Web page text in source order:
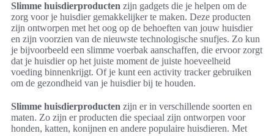
Slimme huisdierproducten zijn gadgets die je helpen om de
zorg voor je huisdier gemakkelijker te maken. Deze producten
zijn ontworpen met het oog op de behoeften van jouw huisdier
en zijn voorzien van de nieuwste technologische snufjes. Zo kun
je bijvoorbeeld een slimme voerbak aanschaffen, die ervoor zorgt
dat je huisdier op het juiste moment de juiste hoeveelheid
voeding binnenkrijgt. Of je kunt een activity tracker gebruiken
om de gezondheid van je huisdier bij te houden.
Slimme huisdierproducten zijn er in verschillende soorten en
maten. Zo zijn er producten die speciaal zijn ontworpen voor
honden, katten, konijnen en andere populaire huisdieren. Met